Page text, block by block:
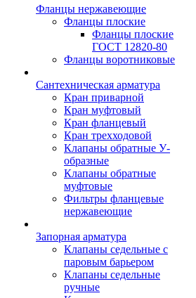
Фланцы нержавеющие
Фланцы плоские
Фланцы плоские
ГОСТ 12820-80
Фланцы воротниковые
Сантехническая арматура
Кран приварной
Кран муфтовый
Кран фланцевый
Кран трехходовой
Клапаны обратные У-
образные
Клапаны обратные
муфтовые
Фильтры фланцевые
нержавеющие
Запорная арматура
Клапаны седельные с
паровым барьером
Клапаны седельные
ручные